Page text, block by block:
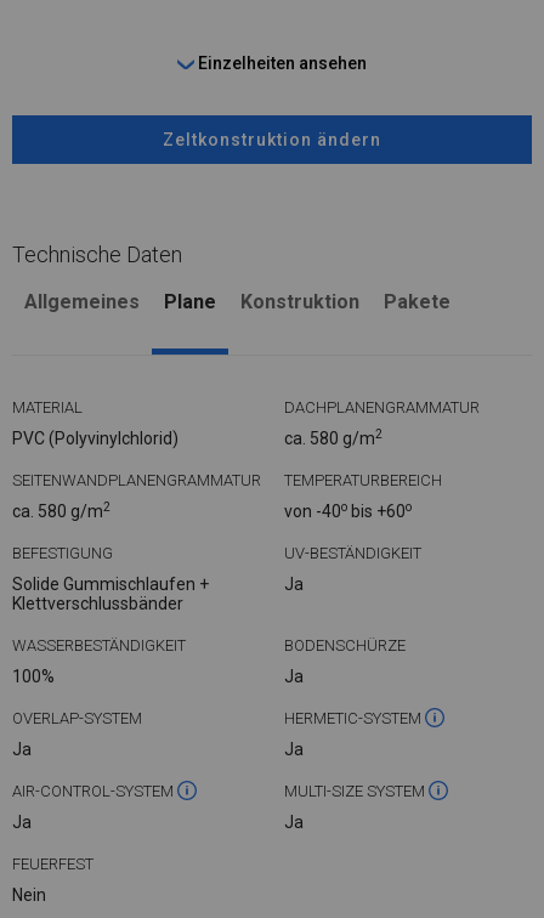
Einzelheiten ansehen
Zeltkonstruktion ändern
Technische Daten
Allgemeines Plane Konstruktion Pakete
MATERIAL
PVC (Polyvinylchlorid)
DACHPLANENGRAMMATUR
ca. 580 g/m2
SEITENWANDPLANENGRAMMATUR
ca. 580 g/m2
TEMPERATURBEREICH
von -40o bis +60o
BEFESTIGUNG
Solide Gummischlaufen +
Klettverschlussbänder
UV-BESTÄNDIGKEIT
Ja
WASSERBESTÄNDIGKEIT
100%
BODENSCHÜRZE
Ja
OVERLAP-SYSTEM
Ja
HERMETIC-SYSTEM
Ja
AIR-CONTROL-SYSTEM
Ja
MULTI-SIZE SYSTEM
Ja
FEUERFEST
Nein